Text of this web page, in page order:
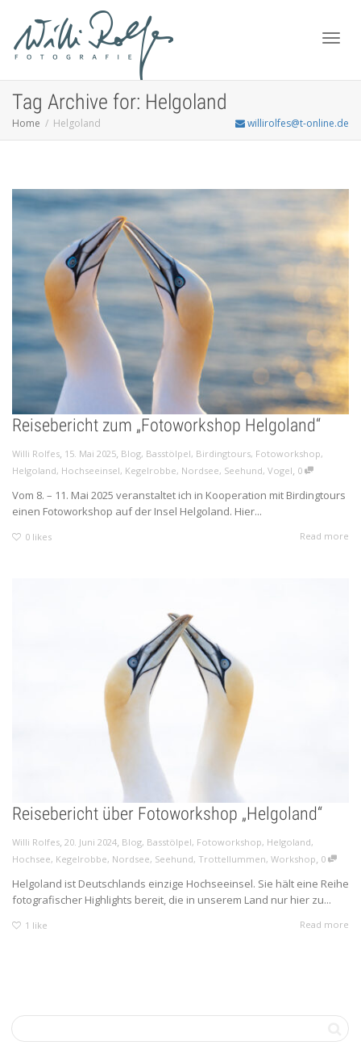
Tag Archive for: Helgoland
Home Helgoland willirolfes@t-online.de
Reisebericht zum „Fotoworkshop Helgoland“
Willi Rolfes, 15. Mai 2025, Blog, Basstölpel, Birdingtours, Fotoworkshop,
Helgoland, Hochseeinsel, Kegelrobbe, Nordsee, Seehund, Vogel, 0
Vom 8. – 11. Mai 2025 veranstaltet ich in Kooperation mit Birdingtours
einen Fotoworkshop auf der Insel Helgoland. Hier...
0 likes Read more
Reisebericht über Fotoworkshop „Helgoland“
Willi Rolfes, 20. Juni 2024, Blog, Basstölpel, Fotoworkshop, Helgoland,
Hochsee, Kegelrobbe, Nordsee, Seehund, Trottellummen, Workshop, 0
Helgoland ist Deutschlands einzige Hochseeinsel. Sie hält eine Reihe
fotografischer Highlights bereit, die in unserem Land nur hier zu...
1 like Read more